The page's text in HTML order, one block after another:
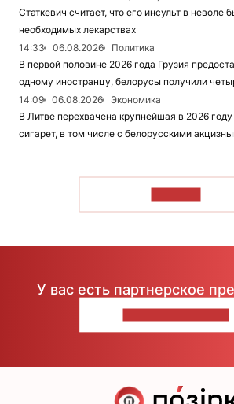
Статкевич считает, что его инсульт в неволе
необходимых лекарствах
14:33
06.08.2026
Политика
В первой половине 2026 года Грузия
одному иностранцу, белорусы получили
14:09
06.08.2026
Экономика
В Литве перехвачена крупнейшая в 2026
сигарет, в том числе с белорусскими
У вас есть партнерское